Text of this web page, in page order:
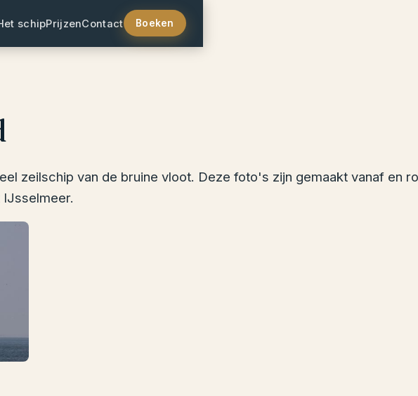
schipPrijzenContact Boeken
zeilschip van de bruine vloot. Deze foto's zijn gemaakt vanaf en